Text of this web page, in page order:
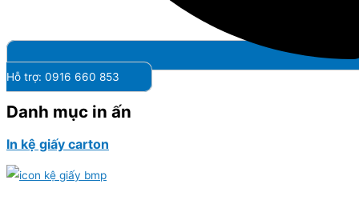
Hỗ trợ: 0916 660 853
Danh mục in ấn
In kệ giấy carton